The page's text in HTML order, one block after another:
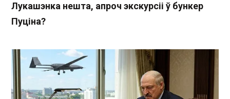
Лукашэнка нешта, апроч экскурсіі ў бункер
Пуціна?